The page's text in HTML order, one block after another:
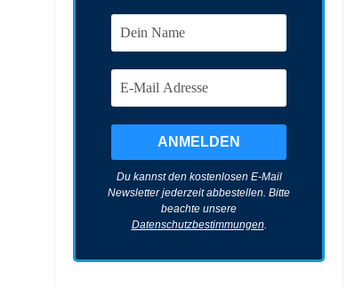
Du kannst den kostenlosen E-Mail
Newsletter jederzeit abbestellen. Bitte
beachte unsere
Datenschutzbestimmungen.